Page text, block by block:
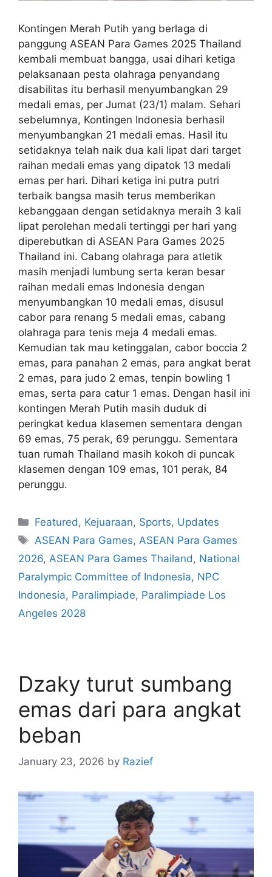
Kontingen Merah Putih yang berlaga di
panggung ASEAN Para Games 2025 Thailand
kembali membuat bangga, usai dihari ketiga
pelaksanaan pesta olahraga penyandang
disabilitas itu berhasil menyumbangkan 29
medali emas, per Jumat (23/1) malam. Sehari
sebelumnya, Kontingen Indonesia berhasil
menyumbangkan 21 medali emas. Hasil itu
setidaknya telah naik dua kali lipat dari target
raihan medali emas yang dipatok 13 medali
emas per hari. Dihari ketiga ini putra putri
terbaik bangsa masih terus memberikan
kebanggaan dengan setidaknya meraih 3 kali
lipat perolehan medali tertinggi per hari yang
diperebutkan di ASEAN Para Games 2025
Thailand ini. Cabang olahraga para atletik
masih menjadi lumbung serta keran besar
raihan medali emas Indonesia dengan
menyumbangkan 10 medali emas, disusul
cabor para renang 5 medali emas, cabang
olahraga para tenis meja 4 medali emas.
Kemudian tak mau ketinggalan, cabor boccia 2
emas, para panahan 2 emas, para angkat berat
2 emas, para judo 2 emas, tenpin bowling 1
emas, serta para catur 1 emas. Dengan hasil ini
kontingen Merah Putih masih duduk di
peringkat kedua klasemen sementara dengan
69 emas, 75 perak, 69 perunggu. Sementara
tuan rumah Thailand masih kokoh di puncak
klasemen dengan 109 emas, 101 perak, 84
perunggu.
Featured , Kejuaraan, Sports, Updates
ASEAN Para Games, ASEAN Para Games
2026, ASEAN Para Games Thailand , National
Paralympic Committee of Indonesia, NPC
Indonesia, Paralimpiade, Paralimpiade Los
Angeles 2028
Dzaky turut sumbang
emas dari para angkat
beban
January 23, 2026 by Razief